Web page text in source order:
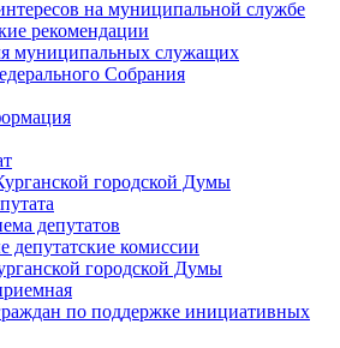
на муниципальной службе
рекомендации
муниципальных служащих
Cобрания
городской Думы
депутатов
депутатские комиссии
городской Думы
по поддержке инициативных